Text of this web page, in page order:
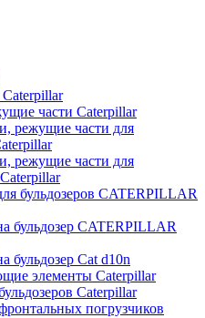
части Caterpillar
режущие части для
режущие части для
бульдозеров CATERPILLAR
бульдозер CATERPILLAR
бульдозер Сat d10n
элементы Caterpillar
Caterpillar
погрузчиков